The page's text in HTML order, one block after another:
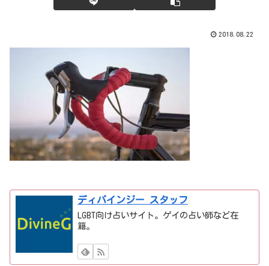
2018.08.22
ディバインジー スタッフ
LGBT向け占いサイト。ゲイの占い師など在
籍。